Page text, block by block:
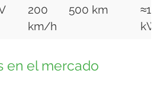
200
km/h
500 km
≈18
en el mercado